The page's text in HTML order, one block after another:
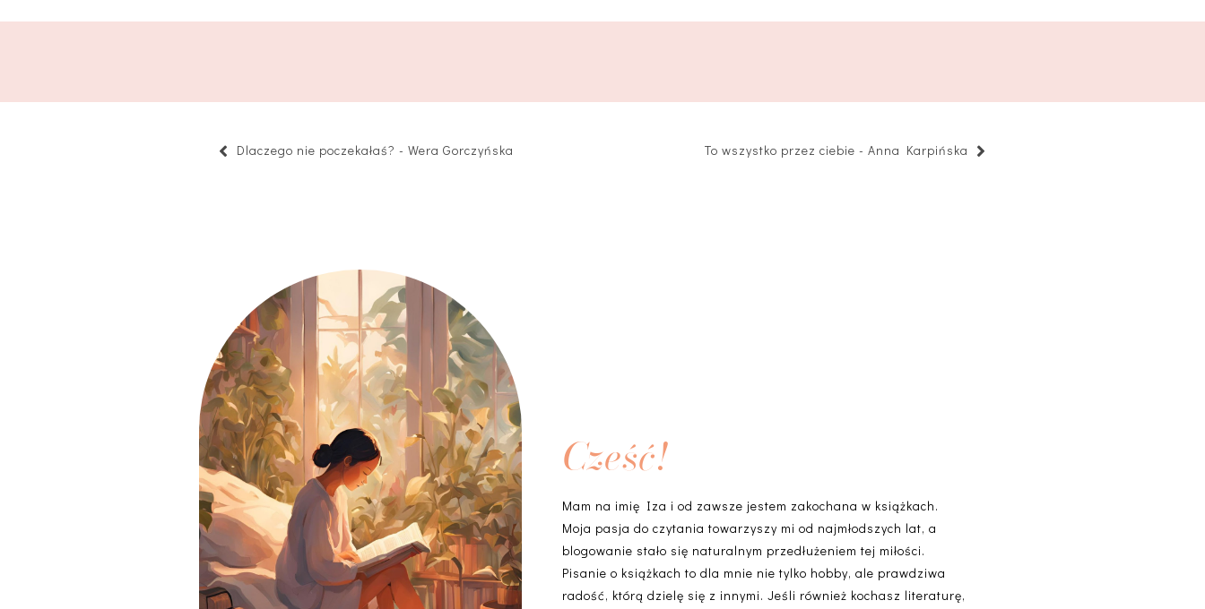
Dlaczego nie poczekałaś? - Wera Gorczyńska To wszystko przez ciebie - Anna Karpińska
Cześć!
Mam na imię Iza i od zawsze jestem zakochana w książkach.
Moja pasja do czytania towarzyszy mi od najmłodszych lat, a
blogowanie stało się naturalnym przedłużeniem tej miłości.
Pisanie o książkach to dla mnie nie tylko hobby, ale prawdziwa
radość, którą dzielę się z innymi. Jeśli również kochasz literaturę,